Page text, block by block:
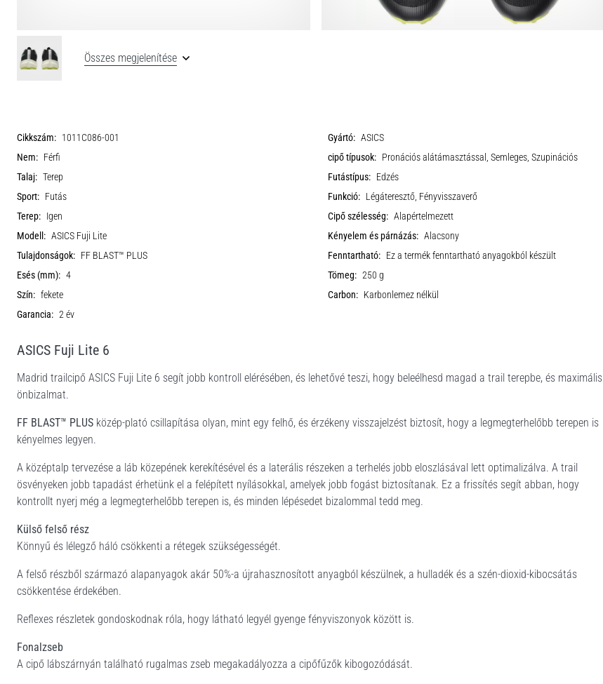
Összes megjelenítése
Cikkszám: 1011C086-001 Gyártó: ASICS
Nem: Férfi cipő típusok: Pronációs alátámasztással, Semleges, Szupinációs
Talaj: Terep Futástípus: Edzés
Sport: Futás Funkció: Légáteresztő, Fényvisszaverő
Terep: Igen Cipő szélesség: Alapértelmezett
Modell: ASICS Fuji Lite Kényelem és párnázás: Alacsony
Tulajdonságok: FF BLAST™ PLUS Fenntartható: Ez a termék fenntartható anyagokból készült
Esés (mm): 4 Tömeg: 250 g
Szín: fekete Carbon: Karbonlemez nélkül
Garancia: 2 év
ASICS Fuji Lite 6
Madrid trailcipő ASICS Fuji Lite 6 segít jobb kontroll elérésében, és lehetővé teszi, hogy beleélhesd magad a trail terepbe, és maximális
önbizalmat.
FF BLAST™ PLUS közép-plató csillapítása olyan, mint egy felhő, és érzékeny visszajelzést biztosít, hogy a legmegterhelőbb terepen is
kényelmes legyen.
A középtalp tervezése a láb közepének kerekítésével és a laterális részeken a terhelés jobb eloszlásával lett optimalizálva. A trail
ösvényeken jobb tapadást érhetünk el a felépített nyílásokkal, amelyek jobb fogást biztosítanak. Ez a frissítés segít abban, hogy
kontrollt nyerj még a legmegterhelőbb terepen is, és minden lépésedet bizalommal tedd meg.
Külső felső rész
Könnyű és lélegző háló csökkenti a rétegek szükségességét.
A felső részből származó alapanyagok akár 50%-a újrahasznosított anyagból készülnek, a hulladék és a szén-dioxid-kibocsátás
csökkentése érdekében.
Reflexes részletek gondoskodnak róla, hogy látható legyél gyenge fényviszonyok között is.
Fonalzseb
A cipő lábszárnyán található rugalmas zseb megakadályozza a cipőfűzők kibogozódását.